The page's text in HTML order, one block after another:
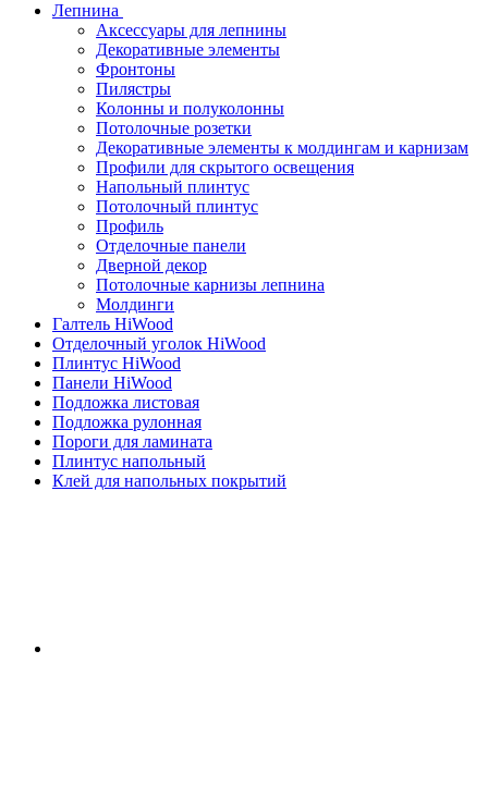
Лепнина
Аксессуары для лепнины
Декоративные элементы
Фронтоны
Пилястры
Колонны и полуколонны
Потолочные розетки
Декоративные элементы к молдингам и карнизам
Профили для скрытого освещения
Напольный плинтус
Потолочный плинтус
Профиль
Отделочные панели
Дверной декор
Потолочные карнизы лепнина
Молдинги
Галтель HiWood
Отделочный уголок HiWood
Плинтус HiWood
Панели HiWood
Подложка листовая
Подложка рулонная
Пороги для ламината
Плинтус напольный
Клей для напольных покрытий